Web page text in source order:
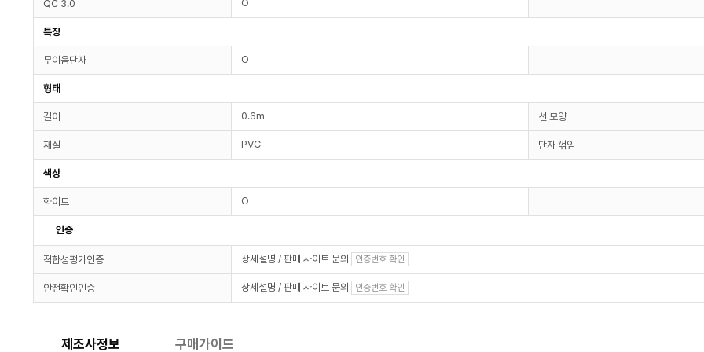
QC 3.0 O
특징
무이음단자 O
형태
길이 0.6m 선 모양
재질 PVC 단자 꺾임
색상
화이트 O
인증
적합성평가인증 상세설명 / 판매 사이트 문의 인증번호 확인
안전확인인증 상세설명 / 판매 사이트 문의 인증번호 확인
제조사정보 구매가이드